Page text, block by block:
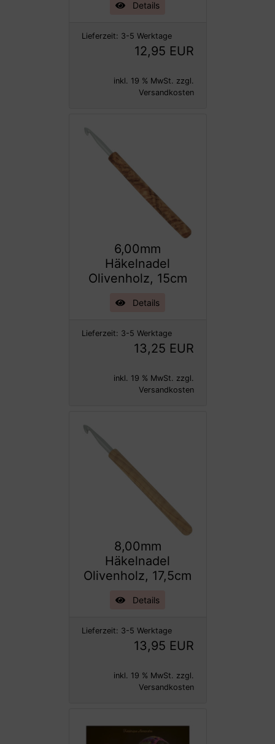
Details
Lieferzeit: 3-5 Werktage
12,95 EUR
inkl. 19 % MwSt. zzgl.
Versandkosten
6,00mm
Häkelnadel
Olivenholz, 15cm
Details
Lieferzeit: 3-5 Werktage
13,25 EUR
inkl. 19 % MwSt. zzgl.
Versandkosten
8,00mm
Häkelnadel
Olivenholz, 17,5cm
Details
Lieferzeit: 3-5 Werktage
13,95 EUR
inkl. 19 % MwSt. zzgl.
Versandkosten